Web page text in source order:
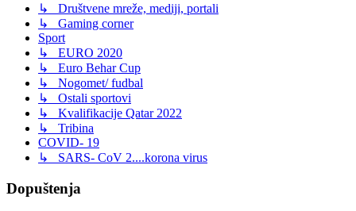
↳ Društvene mreže, mediji, portali
↳ Gaming corner
Sport
↳ EURO 2020
↳ Euro Behar Cup
↳ Nogomet/ fudbal
↳ Ostali sportovi
↳ Kvalifikacije Qatar 2022
↳ Tribina
COVID- 19
↳ SARS- CoV 2....korona virus
Dopuštenja